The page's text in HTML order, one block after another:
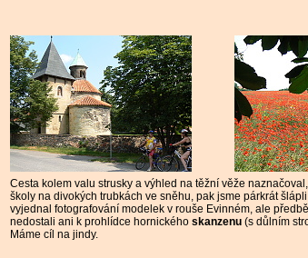
Cesta kolem valu strusky a výhled na těžní věže
školy na divokých trubkách ve sněhu, pak jsme párkrát
vyjednal fotografování modelek v rouše Evinném, ale
nedostali ani k prohlídce hornického skanzenu (s důlním
Máme cíl na jindy.